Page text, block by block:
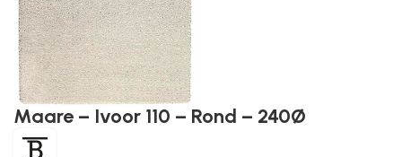
Maare – Ivoor 110 – Rond – 240Ø